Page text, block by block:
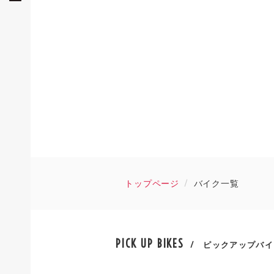
トップページ バイク一覧
PICK UP BIKES / ピックアップバ